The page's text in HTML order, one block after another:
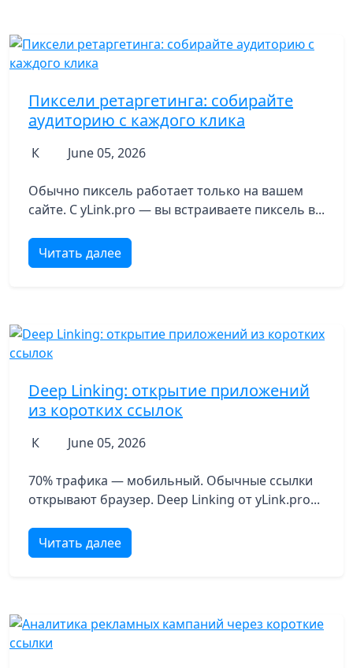
Пиксели ретаргетинга: собирайте
аудиторию с каждого клика
К June 05, 2026
Обычно пиксель работает только на вашем
сайте. С yLink.pro — вы встраиваете пиксель в...
Читать далее
Deep Linking: открытие приложений
из коротких ссылок
К June 05, 2026
70% трафика — мобильный. Обычные ссылки
открывают браузер. Deep Linking от yLink.pro...
Читать далее